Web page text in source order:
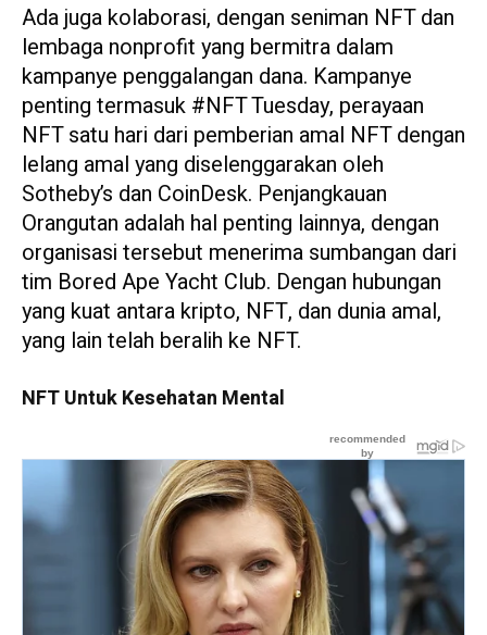
Ada juga kolaborasi, dengan seniman NFT dan
lembaga nonprofit yang bermitra dalam
kampanye penggalangan dana. Kampanye
penting termasuk #NFT Tuesday, perayaan
NFT satu hari dari pemberian amal NFT dengan
lelang amal yang diselenggarakan oleh
Sotheby’s dan CoinDesk. Penjangkauan
Orangutan adalah hal penting lainnya, dengan
organisasi tersebut menerima sumbangan dari
tim Bored Ape Yacht Club. Dengan hubungan
yang kuat antara kripto, NFT, dan dunia amal,
yang lain telah beralih ke NFT.
NFT Untuk Kesehatan Mental